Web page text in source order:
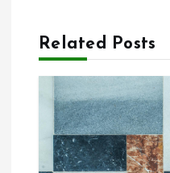
rRelated Posts